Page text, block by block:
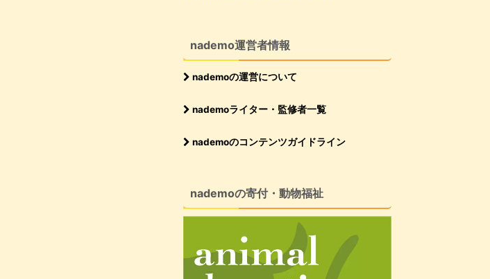
nademo運営者情報
nademoの運営について
nademoライター・監修者一覧
nademoのコンテンツガイドライン
nademoの寄付・動物福祉